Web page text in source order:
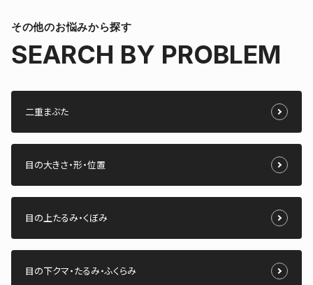
その他のお悩みから探す
SEARCH BY PROBLEM
二重まぶた
目の大きさ・形・位置
目の上たるみ・くぼみ
目の下クマ・たるみ・ふくらみ